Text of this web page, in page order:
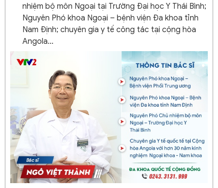
nhiệm bộ môn Ngoại tại Trường Đại học Y Thái Bình;
Nguyên Phó khoa Ngoại – bệnh viện Đa khoa tỉnh
Nam Định; chuyên gia y tế công tác tại cộng hòa
Angola…